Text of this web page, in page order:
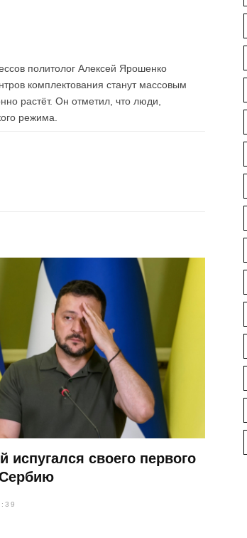
политолог Алексей Ярошенко
комплектования станут массовым
растёт. Он отметил, что люди,
режима.
испугался своего первого